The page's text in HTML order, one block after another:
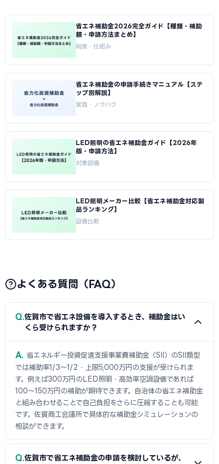
省エネ補助金2026完全ガイド【種類・補助
額・申請方法まとめ】
制度・仕組み
省エネ補助金の申請手続きマニュアル【ステ
ップ別解説】
実践・ノウハウ
LED照明の省エネ補助金ガイド【2026年
版・申請方法】
対象設備
LED照明メーカー比較【省エネ補助金対応製
品ランキング】
設備比較
よくある質問（FAQ）
Q 佐賀市で省エネ設備を導入するとき、補助金はい
くら受けられますか？
A
省エネルギー投資促進支援事業費補助金（SII）のSII類型
では補助率1/3〜1/2・上限5,000万円の支援が受けられま
す。例えば300万円のLED照明・高効率空調設備であれば
100〜150万円の補助が期待できます。自治体の省エネ補助金
と組み合わせることで自己負担をさらに圧縮することも可能
です。佐賀商工会議所で具体的な補助金シミュレーションの
相談ができます。
Q 佐賀市で省エネ補助金の申請を検討しているが、